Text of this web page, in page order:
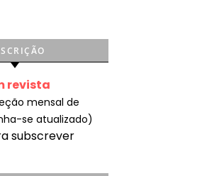
revista
mensal de
se atualizado)
subscrever